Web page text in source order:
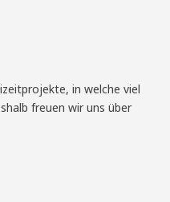
in welche viel
freuen wir uns über